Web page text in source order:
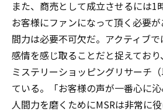
また、商売として成立させるには1
お客様にファンになって頂く必要
間力は必要不可欠だ。アクティブ
感情を感じ取ることだと捉えてお
ミステリーショッピングリサーチ
ている。「お客様の声が一番心に沁
人間力を磨くためにMSRは非常に